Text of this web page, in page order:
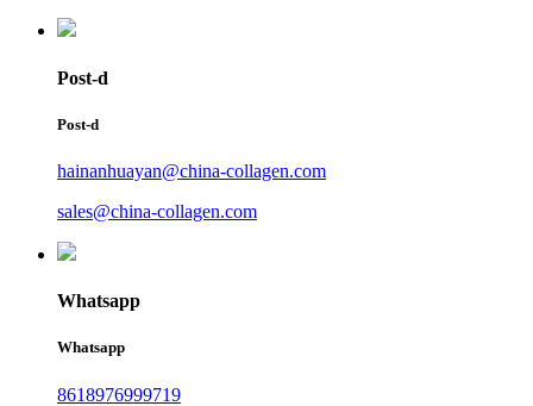
Post-d
Post-d
hainanhuayan@china-collagen.com
sales@china-collagen.com
Whatsapp
Whatsapp
8618976999719